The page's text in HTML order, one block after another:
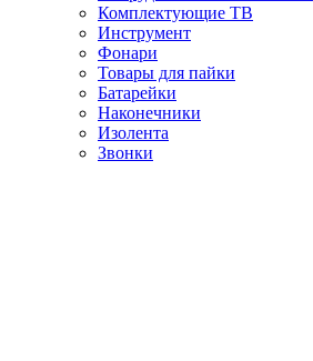
Комплектующие ТВ
Инструмент
Фонари
Товары для пайки
Батарейки
Наконечники
Изолента
Звонки